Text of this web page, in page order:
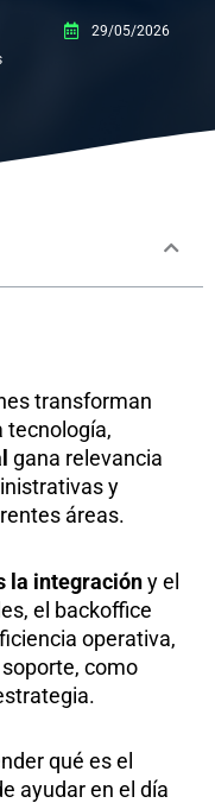
29/05/2026
transforman
tecnología,
gana relevancia
y
áreas.
la integracióny el
el backoffice
operativa,
como
qué es el
ayudar en el día